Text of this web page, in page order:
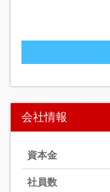
会社情報
資本金
社員数